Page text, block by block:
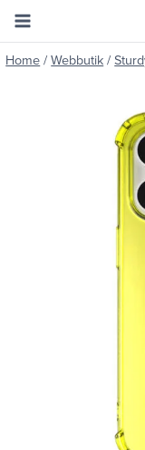
Skip
content
Home / Webbutik /